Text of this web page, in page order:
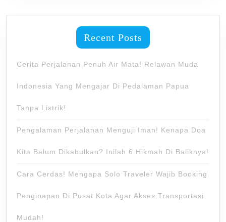
Recent Posts
Cerita Perjalanan Penuh Air Mata! Relawan Muda
Indonesia Yang Mengajar Di Pedalaman Papua
Tanpa Listrik!
Pengalaman Perjalanan Menguji Iman! Kenapa Doa
Kita Belum Dikabulkan? Inilah 6 Hikmah Di Baliknya!
Cara Cerdas! Mengapa Solo Traveler Wajib Booking
Penginapan Di Pusat Kota Agar Akses Transportasi
Mudah!